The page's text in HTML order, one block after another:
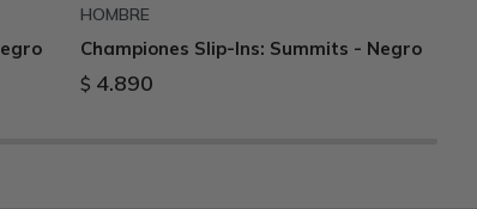
HOMBRE
Championes Slip-Ins: Summits - Negro
$ 4.890